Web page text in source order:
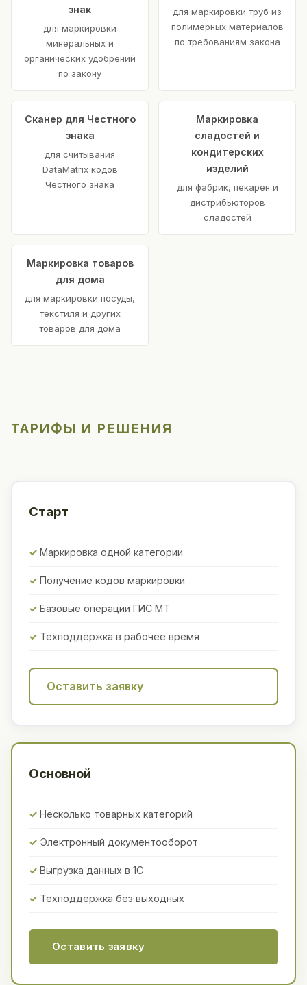
знак
для маркировки
минеральных и
органических удобрений
по закону
для маркировки труб из
полимерных материалов
по требованиям закона
Сканер для Честного
знака
для считывания
DataMatrix кодов
Честного знака
Маркировка
сладостей и
кондитерских
изделий
для фабрик, пекарен и
дистрибьюторов
сладостей
Маркировка товаров
для дома
для маркировки посуды,
текстиля и других
товаров для дома
ТАРИФЫ И РЕШЕНИЯ
Старт
Маркировка одной категории
Получение кодов маркировки
Базовые операции ГИС МТ
Техподдержка в рабочее время
Оставить заявку
Основной
Несколько товарных категорий
Электронный документооборот
Выгрузка данных в 1С
Техподдержка без выходных
Оставить заявку